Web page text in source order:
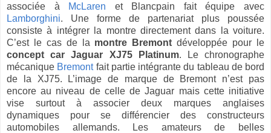
associée à
McLaren et Blancpain fait équipe avec
Lamborghini. Une forme de partenariat plus poussée
consiste à intégrer la montre directement dans la voiture.
C’est le cas de la montre Bremont développée pour le
concept car Jaguar XJ75 Platinum. Le chronographe
mécanique Bremontfait partie intégrante du tableau de bord
de la XJ75. L’image de marque de Bremont n’est pas
encore au niveau de celle de Jaguar mais cette initiative
vise surtout à associer deux marques anglaises
dynamiques pour se différencier des constructeurs
automobiles allemands. Les amateurs de belles